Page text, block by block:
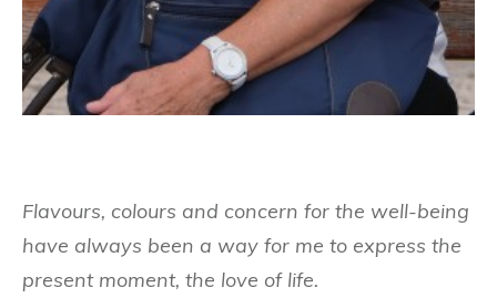
Flavours, colours and concern for the well-being
have always been a way for me to express the
present moment, the love of life.